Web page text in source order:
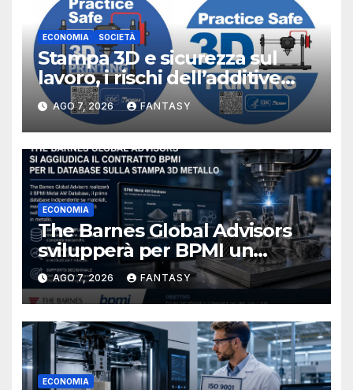
ECONOMIA SOCIETÀ
Stampa 3D e sicurezza sul
lavoro, i rischi dell’additive
manufacturing secondo
NIOSH
AGO 7, 2026 FANTASY
ECONOMIA
The Barnes Global Advisors
svilupperà per BPMI un
database per la stampa 3D
metallica destinata alla filiera
navale statunitense
AGO 7, 2026 FANTASY
ECONOMIA